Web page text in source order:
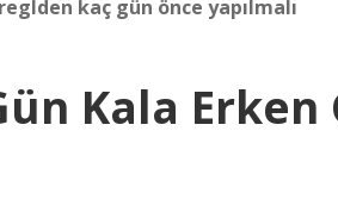
kaç gün önce yapılmalı
Kala